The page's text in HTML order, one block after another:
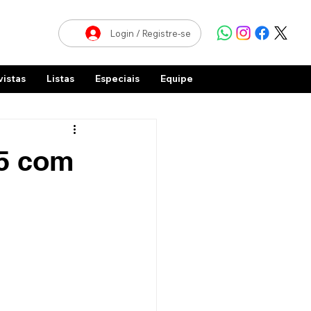
Login / Registre-se
Listas Especiais Equipe
com